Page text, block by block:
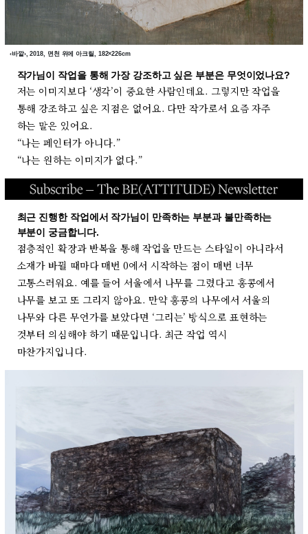
‹바깥›, 2018, 면천 위에 아크릴, 182×226cm
작가님이 작업을 통해 가장 강조하고 싶은 부분은 무엇이었나요?
저는 이미지보다 ‘생각’이 중요한 사람인데요. 그렇지만 작업을
통해 강조하고 싶은 지점은 없어요. 다만 작가로서 요즘 자주
하는 말은 있어요.
“나는 페인터가 아니다.”
“나는 원하는 이미지가 없다.”
최근 진행한 작업에서 작가님이 만족하는 부분과 불만족하는
부분이 궁금합니다.
점층적인 확장과 반복을 통해 작업을 만드는 스타일이 아니라서
소재가 바뀔 때마다 매번 0에서 시작하는 점이 매번 너무
고통스러워요. 예를 들어 서울에서 나무를 그렸다고 홍콩에서
나무를 보고 또 그리지 않아요. 만약 홍콩의 나무에서 서울의
나무와 다른 무언가를 보았다면 ‘그리는’ 방식으로 표현하는
것부터 의심해야 하기 때문입니다. 최근 작업 역시
마찬가지입니다.